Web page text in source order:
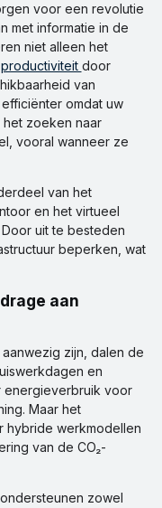
voor een revolutie
met informatie in de
niet alleen het
productiviteit door
van
omdat uw
zoeken naar
vooral wanneer ze
van het
en het virtueel
uit te besteden
beperken, wat
zijn, dalen de
en
voor
Maar het
werkmodellen
van de CO₂-
zowel